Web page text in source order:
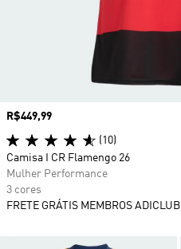
Preço
R$449,99
(10)
Camisa I CR Flamengo 26
Mulher Performance
3 cores
FRETE GRÁTIS MEMBROS ADICLUB